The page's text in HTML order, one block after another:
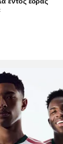
εντός έδρας